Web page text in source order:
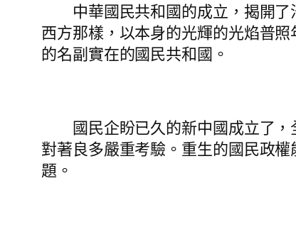
中華國民共和國的成立，揭開了
西方那樣，以本身的光輝的光焰普
的名副實在的國民共和國。
國民企盼已久的新中國成立了，
對著良多嚴重考驗。重生的國民政
題。